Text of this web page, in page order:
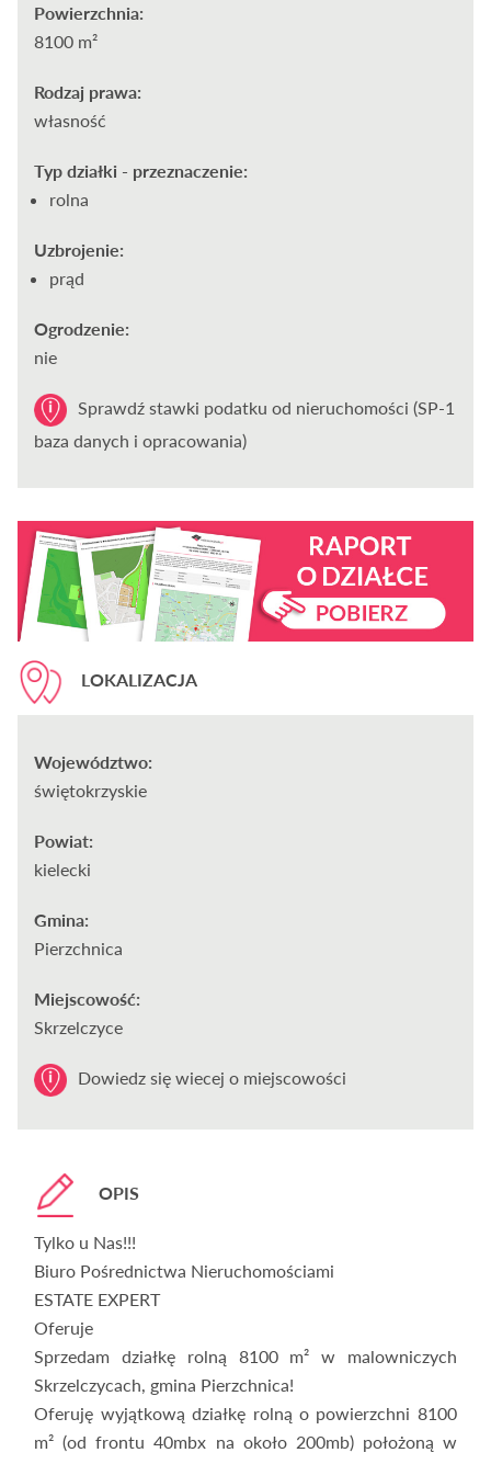
Powierzchnia:
8100 m²
Rodzaj prawa:
własność
Typ działki - przeznaczenie:
rolna
Uzbrojenie:
prąd
Ogrodzenie:
nie
Sprawdź stawki podatku od nieruchomości (SP-1
baza danych i opracowania)
LOKALIZACJA
Województwo:
świętokrzyskie
Powiat:
kielecki
Gmina:
Pierzchnica
Miejscowość:
Skrzelczyce
Dowiedz się wiecej o miejscowości
OPIS
Tylko u Nas!!!
Biuro Pośrednictwa Nieruchomościami
ESTATE EXPERT
Oferuje
Sprzedam działkę rolną 8100 m² w malowniczych
Skrzelczycach, gmina Pierzchnica!
Oferuję wyjątkową działkę rolną o powierzchni 8100
m² (od frontu 40mbx na około 200mb) położoną w